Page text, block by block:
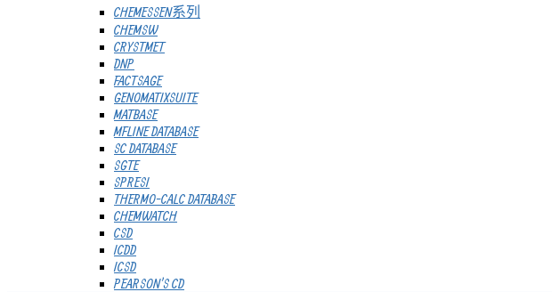
CHEMESSEN系列
CHEMSW
CRYSTMET
DNP
FACTSAGE
GENOMATIXSUITE
MATBASE
MFLINE DATABASE
SC DATABASE
SGTE
SPRESI
THERMO-CALC DATABASE
CHEMWATCH
CSD
ICDD
ICSD
PEARSON'S CD